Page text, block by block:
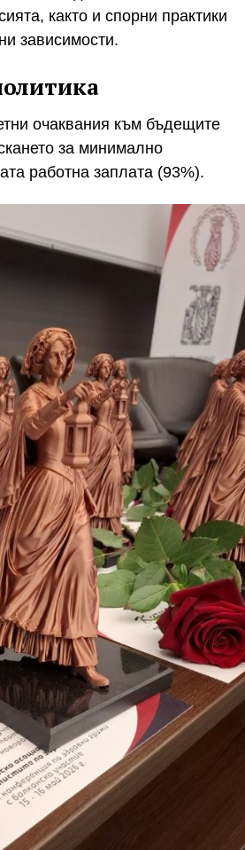
както и спорни практики
зависимости.
очаквания към бъдещите
за минимално
работна заплата (93%).